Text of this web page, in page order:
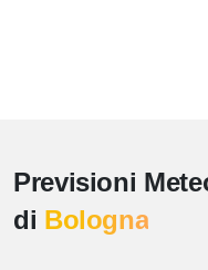
Previsioni
di Bologna